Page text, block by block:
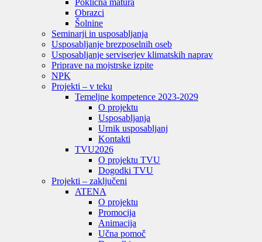
Poklicna matura
Obrazci
Šolnine
Seminarji in usposabljanja
Usposabljanje brezposelnih oseb
Usposabljanje serviserjev klimatskih naprav
Priprave na mojstrske izpite
NPK
Projekti – v teku
Temeljne kompetence 2023-2029
O projektu
Usposabljanja
Urnik usposabljanj
Kontakti
TVU2026
O projektu TVU
Dogodki TVU
Projekti – zaključeni
ATENA
O projektu
Promocija
Animacija
Učna pomoč